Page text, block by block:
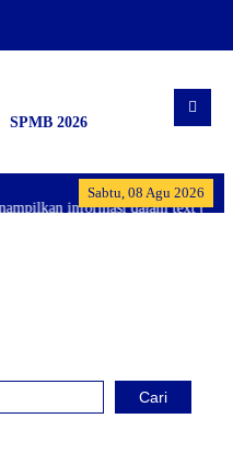
SPMB 2026
Sabtu, 08 Agu 2026
informasi dalam text berjalan
Cari